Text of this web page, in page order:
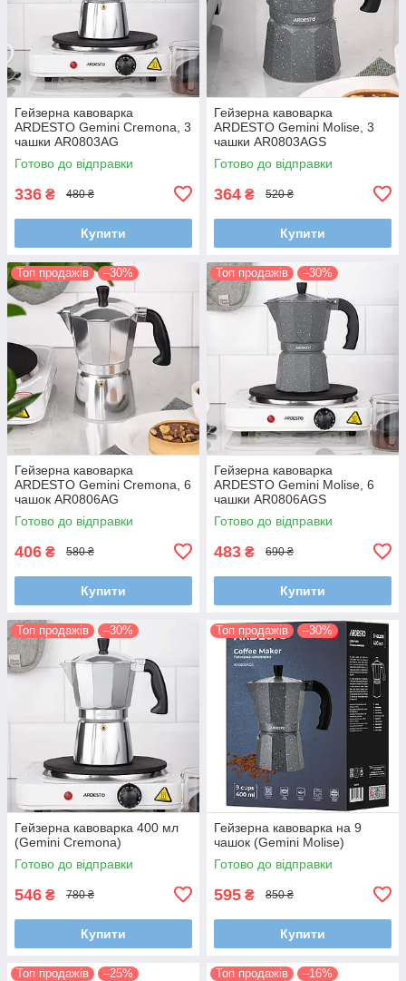
Гейзерна кавоварка
ARDESTO Gemini Cremona, 3
чашки AR0803AG
Готово до відправки
336 ₴ 480 ₴
Купити
Гейзерна кавоварка
ARDESTO Gemini Molise, 3
чашки AR0803AGS
Готово до відправки
364 ₴ 520 ₴
Купити
Топ продажів –30%
Гейзерна кавоварка
ARDESTO Gemini Cremona, 6
чашок AR0806AG
Готово до відправки
406 ₴ 580 ₴
Купити
Топ продажів –30%
Гейзерна кавоварка
ARDESTO Gemini Molise, 6
чашки AR0806AGS
Готово до відправки
483 ₴ 690 ₴
Купити
Топ продажів –30%
Гейзерна кавоварка 400 мл
(Gemini Cremona)
Готово до відправки
546 ₴ 780 ₴
Купити
Топ продажів –30%
Гейзерна кавоварка на 9
чашок (Gemini Molise)
Готово до відправки
595 ₴ 850 ₴
Купити
Топ продажів –25% Топ продажів –16%